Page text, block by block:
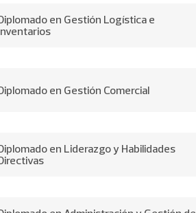
en Gestión Logística e
en Gestión Comercial
en Liderazgo y Habilidades